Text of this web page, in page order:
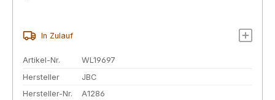
In Zulauf
Artikel-Nr.
WL19697
Hersteller
JBC
Hersteller-Nr.
A1286